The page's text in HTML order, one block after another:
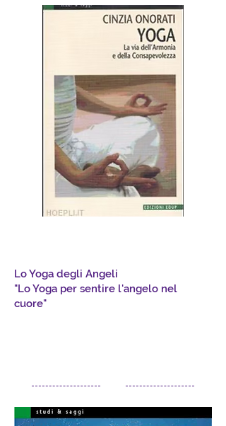
Lo Yoga degli Angeli
"Lo Yoga per sentire l'angelo nel
cuore"